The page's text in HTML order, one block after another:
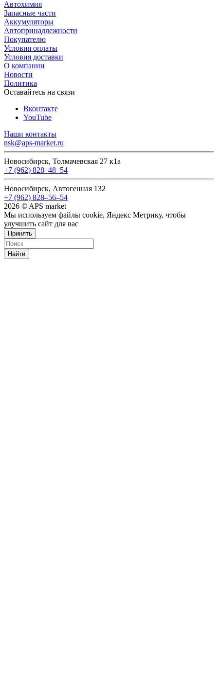
Автохимия
Запасные части
Аккумуляторы
Автопринадлежности
Покупателю
Условия оплаты
Условия доставки
О компании
Новости
Политика
Оставайтесь на связи
Вконтакте
YouTube
Наши контакты
nsk@aps-market.ru
Новосибирск, Толмачевская 27 к1а
+7 (962) 828‒48‒54
Новосибирск, Автогенная 132
+7 (962) 828‒56‒54
2026 © APS market
Мы используем файлы cookie, Яндекс Метрику, чтобы
улучшить сайт для вас
Принять
Найти